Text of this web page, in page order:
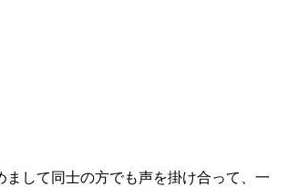
まして同士の方でも声を掛け合って、一